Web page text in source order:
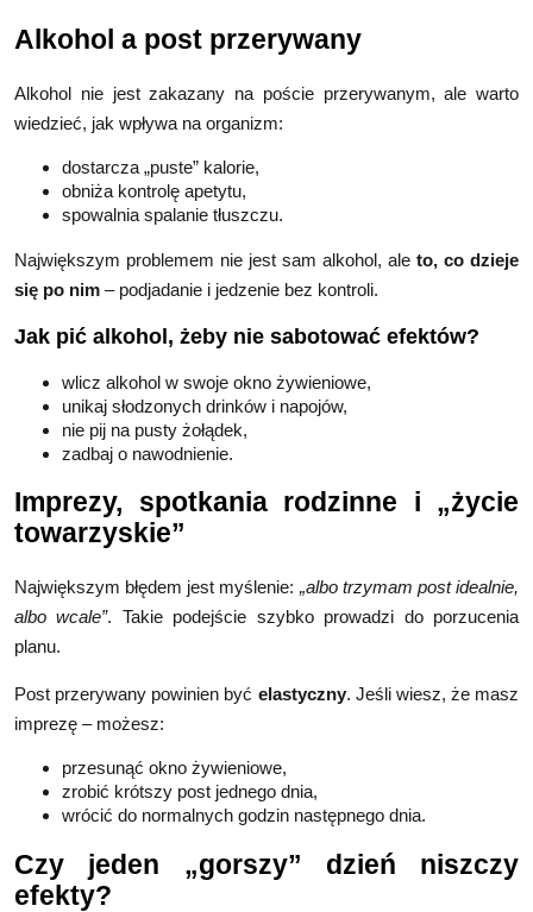
Alkohol a post przerywany
Alkohol nie jest zakazany na poście przerywanym, ale warto
wiedzieć, jak wpływa na organizm:
dostarcza „puste” kalorie,
obniża kontrolę apetytu,
spowalnia spalanie tłuszczu.
Największym problemem nie jest sam alkohol, ale to, co dzieje
się po nim – podjadanie i jedzenie bez kontroli.
Jak pić alkohol, żeby nie sabotować efektów?
wlicz alkohol w swoje okno żywieniowe,
unikaj słodzonych drinków i napojów,
nie pij na pusty żołądek,
zadbaj o nawodnienie.
Imprezy, spotkania rodzinne i „życie
towarzyskie”
Największym błędem jest myślenie: „albo trzymam post idealnie,
albo wcale”. Takie podejście szybko prowadzi do porzucenia
planu.
Post przerywany powinien być elastyczny. Jeśli wiesz, że masz
imprezę – możesz:
przesunąć okno żywieniowe,
zrobić krótszy post jednego dnia,
wrócić do normalnych godzin następnego dnia.
Czy jeden „gorszy” dzień niszczy
efekty?